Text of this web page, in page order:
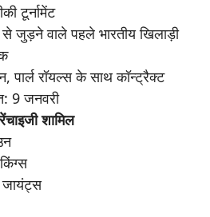
टूर्नामेंट
जुड़ने वाले पहले भारतीय खिलाड़ी
पार्ल रॉयल्स के साथ कॉन्ट्रैक्ट
9 जनवरी
शामिल